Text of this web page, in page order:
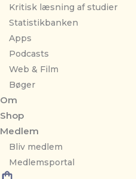
Kritisk læsning af studier
Statistikbanken
Apps
Podcasts
Web & Film
Bøger
Om
Shop
Medlem
Bliv medlem
Medlemsportal